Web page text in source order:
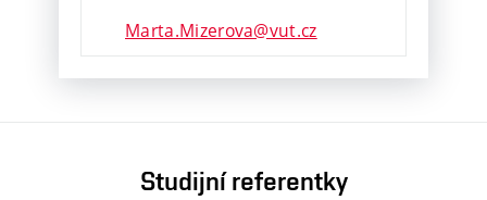
Marta.Mizerova@vut.cz
Studijní referentky